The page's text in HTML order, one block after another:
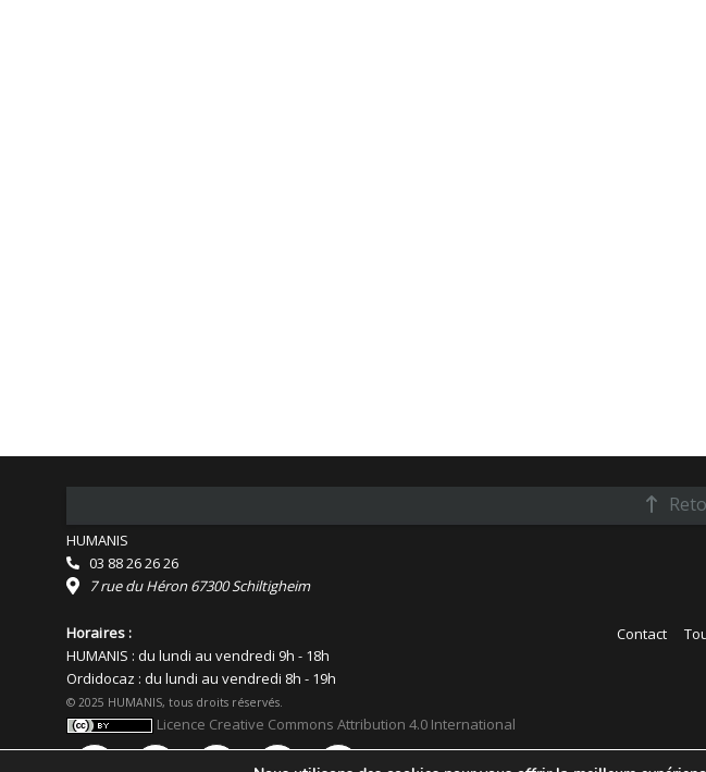
Contact
HUMANIS
03 88 26 26 26
7 rue du Héron 67300 Schiltigheim
Horaires :
HUMANIS : du lundi au vendredi 9h - 18h
Ordidocaz : du lundi au vendredi 8h - 19h
© 2025 HUMANIS, tous droits réservés.
Licence Creative Commons Attribution 4.0 International